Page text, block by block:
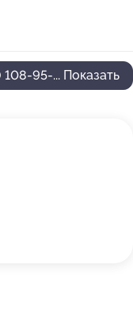
108-95-... Показать